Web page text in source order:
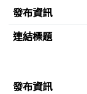
發布資訊
連結標題
發布資訊